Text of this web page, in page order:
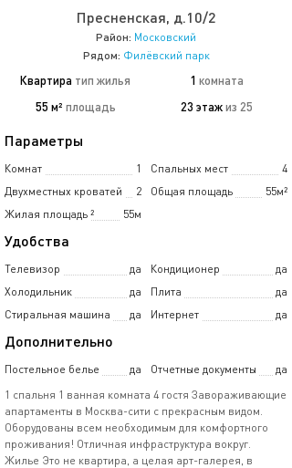
Пресненская, д.10/2
Район: Московский
Рядом: Филёвский парк
Квартира тип жилья 1 комната
55 м² площадь 23 этажиз 25
Параметры
Комнат 1 Спальных мест
4
Двухместных кроватей
2 Общая площадь
55м²
Жилая площадь
55м
²
Удобства
Телевизор да Кондиционер
да
Холодильник
да Плита
да
Стиральная машина
да Интернет да
Дополнительно
Постельное белье да Отчетные документы
да
1 спальня 1 ванная комната 4 гостя Завораживающие
апартаменты в Москва-сити с прекрасным видом.
Оборудованы всем необходимым для комфортного
проживания! Отличная инфраструктура вокруг.
Жилье Это не квартира, а целая арт-галерея, в